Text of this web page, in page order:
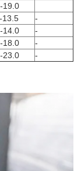
19.0
13.5
-
14.0
-
18.0
-
23.0 -